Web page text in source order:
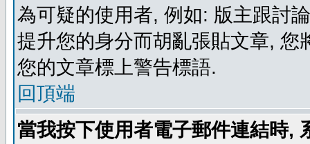
為可疑的使用者, 例如: 版主跟討
提升您的身分而胡亂張貼文章,
您的文章標上警告標語.
回頂端
當我按下使用者電子郵件連結時,